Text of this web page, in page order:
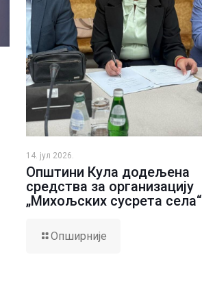
14. јул 2026.
Општини Кула додељена
средства за организацију
„Михољских сусрета села“
Опширније